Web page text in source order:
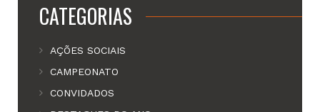
CATEGORIAS
AÇÕES SOCIAIS
CAMPEONATO
CONVIDADOS